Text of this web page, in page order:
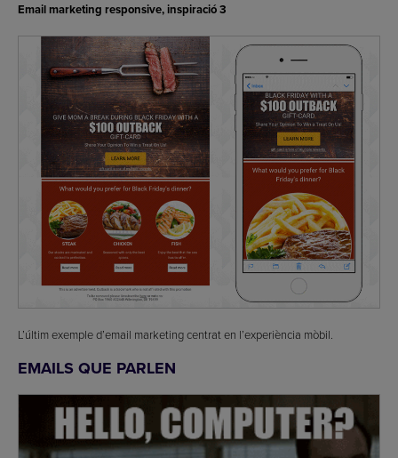
Email marketing responsive, inspiració 3
L’últim exemple d’email marketing centrat en l’experiència mòbil.
EMAILS QUE PARLEN